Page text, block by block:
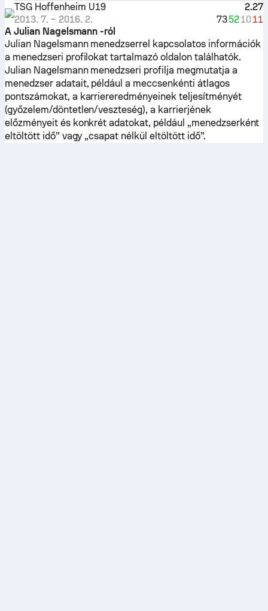
TSG Hoffenheim U19
2.27
2013. 7. – 2016. 2. 73521011
A Julian Nagelsmann -ról
Julian Nagelsmann menedzserrel kapcsolatos információk
a menedzseri profilokat tartalmazó oldalon találhatók.
Julian Nagelsmann menedzseri profilja megmutatja a
menedzser adatait, például a meccsenkénti átlagos
pontszámokat, a karriereredményeinek teljesítményét
(győzelem/döntetlen/veszteség), a karrierjének
előzményeit és konkrét adatokat, például „menedzserként
eltöltött idő” vagy „csapat nélkül eltöltött idő”.